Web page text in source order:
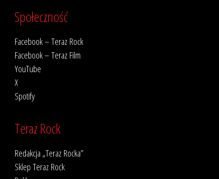
Społeczność
Facebook – Teraz Rock
Facebook – Teraz Film
YouTube
X
Spotify
Teraz Rock
Redakcja „Teraz Rocka”
Sklep Teraz Rock